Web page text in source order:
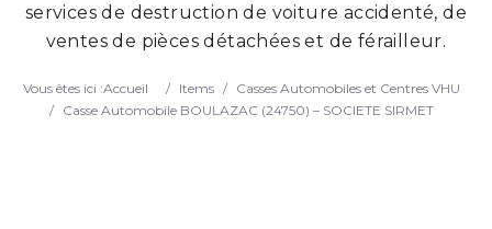
Search
services de destruction de voiture accidenté, de
ventes de pièces détachées et de férailleur.
Vous êtes ici :Accueil / Items / Casses Automobiles et Centres VHU
/ Casse Automobile BOULAZAC (24750) – SOCIETE SIRMET